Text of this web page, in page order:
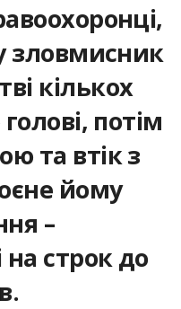
зловмисник
кількох
потім
та втік з
йому
–
на строк до